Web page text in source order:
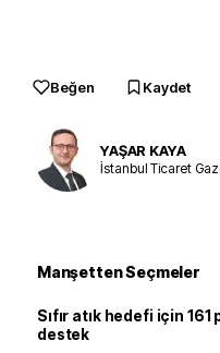
Beğen Kaydet
YAŞAR KAYA
İstanbul Ticaret
Manşetten Seçmeler
Sıfır atık hedefi için
destek